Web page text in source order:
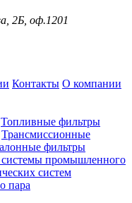
2Б, оф.1201
Контакты О компании
Топливные фильтры
Трансмиссионные
фильтры
системы промышленного
систем
пара